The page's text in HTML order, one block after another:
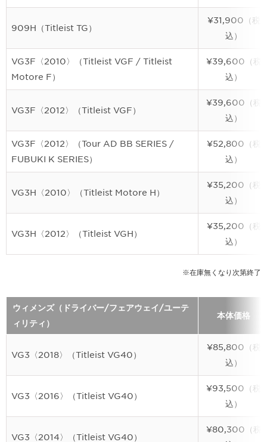
909H（Titleist TG）
¥31,900（税
込）
VG3F〈2010〉（Titleist VGF / Titleist
Motore F）
¥39,600（税
込）
VG3F〈2012〉（Titleist VGF）
¥39,600（税
込）
VG3F〈2012〉（Tour AD BB SERIES /
FUBUKI K SERIES）
¥52,800（税
込）
VG3H〈2010〉（Titleist Motore H）
¥35,200（税
込）
VG3H〈2012〉（Titleist VGH）
¥35,200（税
込）
※在庫無くなり次第終了
ウィメンズ（ドライバー/フェアウェイ/ユーテ
ィリティ）
本体価格
VG3〈2018〉（Titleist VG40）
¥85,800（税
込）
VG3〈2016〉（Titleist VG40）
¥93,500（税
込）
VG3〈2014〉（Titleist VG40）
¥80,300（税